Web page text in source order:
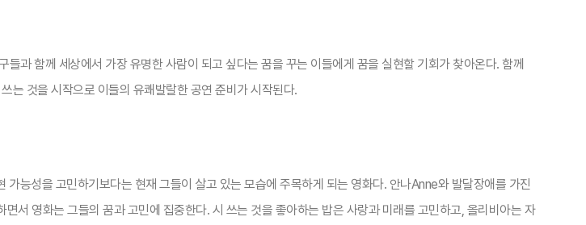
과 함께 세상에서 가장 유명한 사람이 되고 싶다는 꿈을 꾸는 이들에게 꿈을 실현할 기회가 찾아온다. 함께
는 것을 시작으로 이들의 유쾌발랄한 공연 준비가 시작된다.
능성을 고민하기보다는 현재 그들이 살고 있는 모습에 주목하게 되는 영화다. 안나Anne와 발달장애를 가진
서 영화는 그들의 꿈과 고민에 집중한다. 시 쓰는 것을 좋아하는 밥은 사랑과 미래를 고민하고, 올리비아는 자